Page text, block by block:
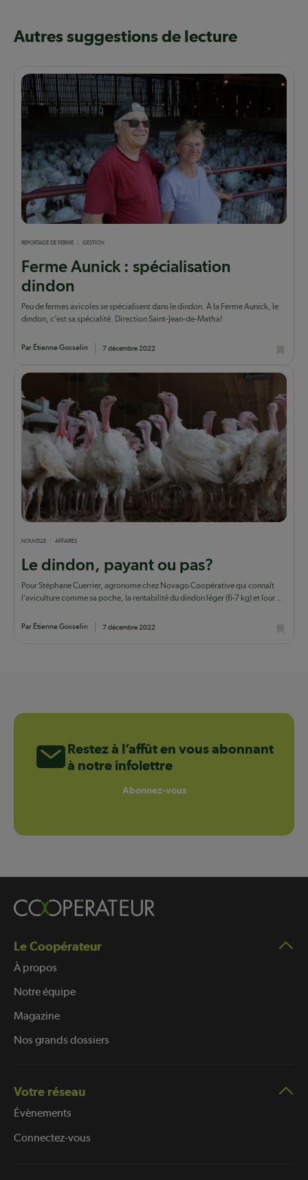
Autres suggestions de lecture
REPORTAGE DE FERME GESTION
Ferme Aunick : spécialisation
dindon
Peu de fermes avicoles se spécialisent dans le dindon. À la Ferme Aunick, le
dindon, c’est sa spécialité. Direction Saint-Jean-de-Matha!
Par Étienne Gosselin 7 décembre 2022
NOUVELLE AFFAIRES
Le dindon, payant ou pas?
Pour Stéphane Cuerrier, agronome chez Novago Coopérative qui connaît
l’aviculture comme sa poche, la rentabilité du dindon léger (6-7 kg) et lourd
Par Étienne Gosselin 7 décembre 2022
Restez à l’affût en vous abonnant
à notre infolettre
Abonnez-vous
Le Coopérateur
À propos
Notre équipe
Magazine
Nos grands dossiers
Votre réseau
Évènements
Connectez-vous